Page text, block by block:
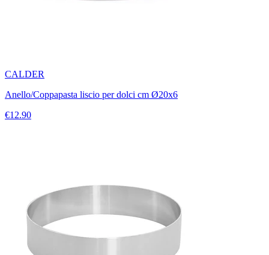
CALDER
Anello/Coppapasta liscio per dolci cm Ø20x6
€12.90